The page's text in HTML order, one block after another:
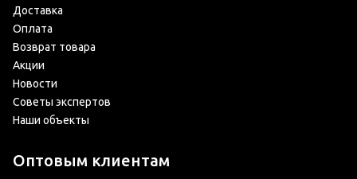
Доставка
Оплата
Возврат товара
Акции
Новости
Советы экспертов
Наши объекты
Оптовым клиентам